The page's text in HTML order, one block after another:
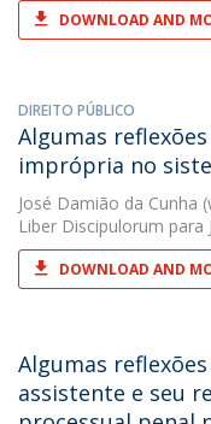
DOWNLOAD AND
DIREITO PÚBLICO
Algumas
imprópria no
José Damião da Cunha
Liber Discipulorum para
DOWNLOAD AND
Algumas
assistente e seu